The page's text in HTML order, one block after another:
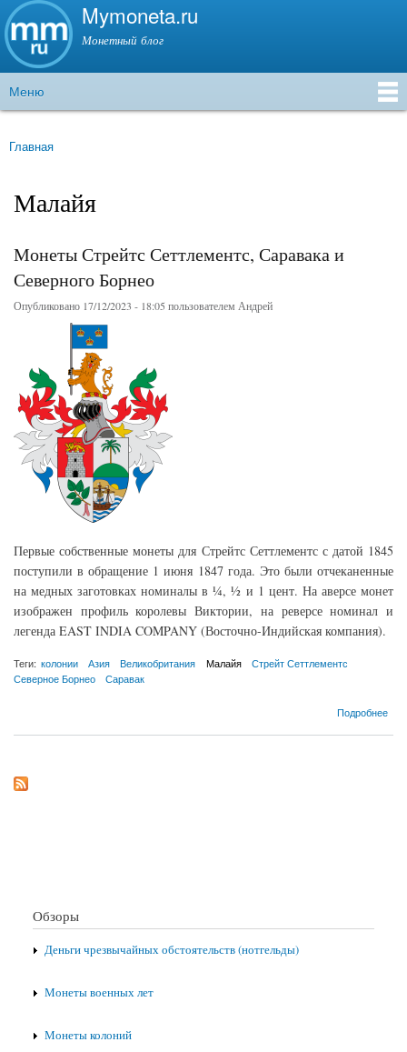
Перейти к
содержанию
Mymoneta.ru
Монетный блог
Главное меню
Меню
Вы здесь
Главная
Малайя
Монеты Стрейтс Сеттлементс, Саравака и
Северного Борнео
Опубликовано 17/12/2023 - 18:05 пользователем Андрей
Первые собственные монеты для Стрейтс Сеттлементс с датой 1845
поступили в обращение 1 июня 1847 года. Это были отчеканенные
на медных заготовках номиналы в ¼, ½ и 1 цент. На аверсе монет
изображен профиль королевы Виктории, на реверсе номинал и
легенда EAST INDIA COMPANY (Восточно-Индийская компания).
Теги: колонии Азия Великобритания Малайя
Стрейт Сеттлементс
Северное Борнео
Саравак
Подробнее
Обзоры
Деньги чрезвычайных обстоятельств (нотгельды)
Монеты военных лет
Монеты колоний